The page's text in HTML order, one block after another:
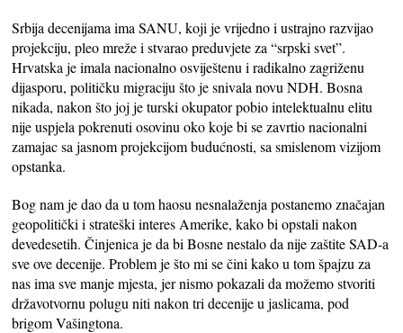
Srbija decenijama ima SANU, koji je vrijedno i ustrajno razvijao
projekciju, pleo mreže i stvarao preduvjete za “srpski svet”.
Hrvatska je imala nacionalno osviještenu i radikalno zagriženu
dijasporu, političku migraciju što je snivala novu NDH. Bosna
nikada, nakon što joj je turski okupator pobio intelektualnu elitu
nije uspjela pokrenuti osovinu oko koje bi se zavrtio nacionalni
zamajac sa jasnom projekcijom budućnosti, sa smislenom vizijom
opstanka.
Bog nam je dao da u tom haosu nesnalaženja postanemo značajan
geopolitički i strateški interes Amerike, kako bi opstali nakon
devedesetih. Činjenica je da bi Bosne nestalo da nije zaštite SAD-a
sve ove decenije. Problem je što mi se čini kako u tom špajzu za
nas ima sve manje mjesta, jer nismo pokazali da možemo stvoriti
državotvornu polugu niti nakon tri decenije u jaslicama, pod
brigom Vašingtona.